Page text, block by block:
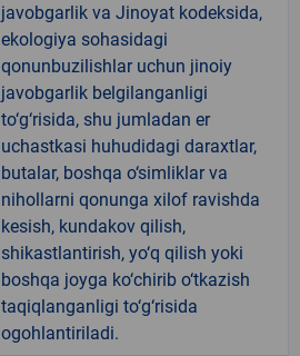
javobgarlik va Jinoyat kodeksida,
ekologiya sohasidagi
qonunbuzilishlar uchun jinoiy
javobgarlik belgilanganligi
to‘g‘risida, shu jumladan er
uchastkasi huhudidagi daraxtlar,
butalar, boshqa o‘simliklar va
nihollarni qonunga xilof ravishda
kesish, kundakov qilish,
shikastlantirish, yo‘q qilish yoki
boshqa joyga ko‘chirib o‘tkazish
taqiqlanganligi to‘g‘risida
ogohlantiriladi.